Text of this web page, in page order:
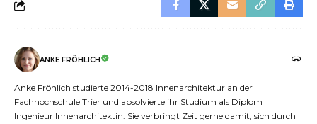
ANKE FRÖHLICH
Anke Fröhlich studierte 2014-2018 Innenarchitektur an der
Fachhochschule Trier und absolvierte ihr Studium als Diplom
Ingenieur Innenarchitektin. Sie verbringt Zeit gerne damit, sich durch